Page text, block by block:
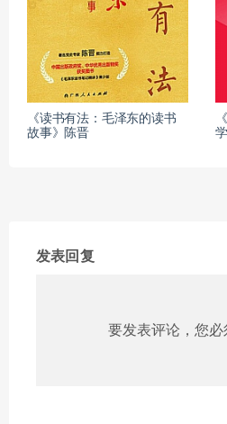
《读书有法：毛泽东的读书
故事》陈晋
发表回复
要发表评论，您必